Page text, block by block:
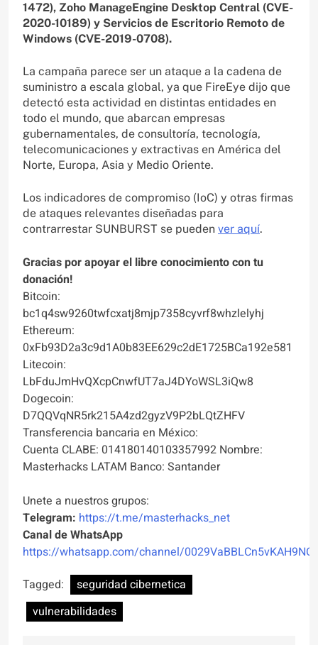
1472), Zoho ManageEngine Desktop Central (CVE-
2020-10189) y Servicios de Escritorio Remoto de
Windows (CVE-2019-0708).
La campaña parece ser un ataque a la cadena de
suministro a escala global, ya que FireEye dijo que
detectó esta actividad en distintas entidades en
todo el mundo, que abarcan empresas
gubernamentales, de consultoría, tecnología,
telecomunicaciones y extractivas en América del
Norte, Europa, Asia y Medio Oriente.
Los indicadores de compromiso (IoC) y otras firmas
de ataques relevantes diseñadas para
contrarrestar SUNBURST se pueden ver aquí.
Gracias por apoyar el libre conocimiento con tu
donación!
Bitcoin:
bc1q4sw9260twfcxatj8mjp7358cyvrf8whzlelyhj
Ethereum:
0xFb93D2a3c9d1A0b83EE629c2dE1725BCa192e581
Litecoin:
LbFduJmHvQXcpCnwfUT7aJ4DYoWSL3iQw8
Dogecoin:
D7QQVqNR5rk215A4zd2gyzV9P2bLQtZHFV
Transferencia bancaria en México:
Cuenta CLABE: 014180140103357992 Nombre:
Masterhacks LATAM Banco: Santander
Unete a nuestros grupos:
Telegram: https://t.me/masterhacks_net
Canal de WhatsApp
https://whatsapp.com/channel/
Tagged:
seguridad cibernetica
vulnerabilidades